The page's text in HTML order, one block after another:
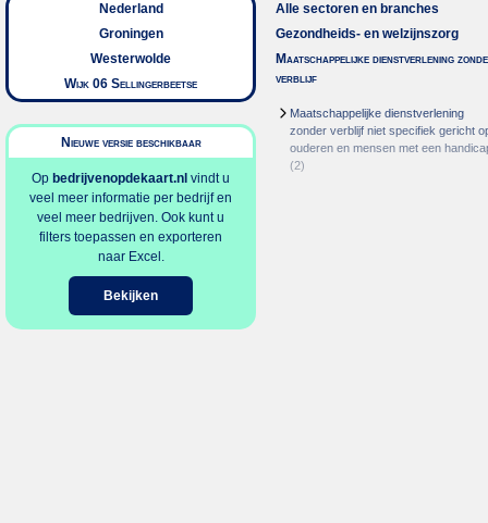
Nederland
Groningen
Westerwolde
Wijk 06 Sellingerbeetse
Nieuwe versie beschikbaar
Op bedrijvenopdekaart.nl vindt u
veel meer informatie per bedrijf en
veel meer bedrijven. Ook kunt u
filters toepassen en exporteren
naar Excel.
Bekijken
Alle sectoren en branches
Gezondheids- en welzijnszorg
Maatschappelijke dienstverlening
verblijf
Maatschappelijke dienstverlening
zonder verblijf niet specifiek gericht
ouderen en mensen met een
(2)